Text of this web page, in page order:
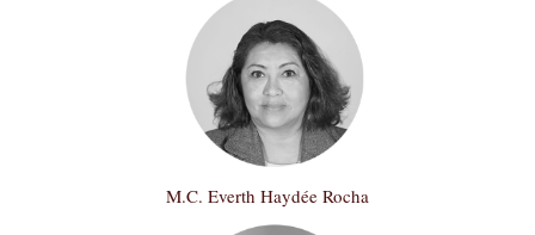
M.C. Everth Haydée Rocha